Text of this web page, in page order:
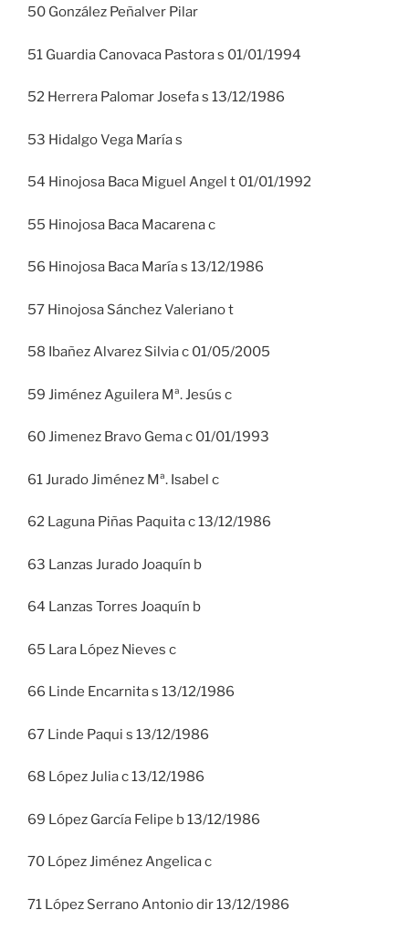
50 González Peñalver Pilar
51 Guardia Canovaca Pastora s 01/01/1994
52 Herrera Palomar Josefa s 13/12/1986
53 Hidalgo Vega María s
54 Hinojosa Baca Miguel Angel t 01/01/1992
55 Hinojosa Baca Macarena c
56 Hinojosa Baca María s 13/12/1986
57 Hinojosa Sánchez Valeriano t
58 Ibañez Alvarez Silvia c 01/05/2005
59 Jiménez Aguilera Mª. Jesús c
60 Jimenez Bravo Gema c 01/01/1993
61 Jurado Jiménez Mª. Isabel c
62 Laguna Piñas Paquita c 13/12/1986
63 Lanzas Jurado Joaquín b
64 Lanzas Torres Joaquín b
65 Lara López Nieves c
66 Linde Encarnita s 13/12/1986
67 Linde Paqui s 13/12/1986
68 López Julia c 13/12/1986
69 López García Felipe b 13/12/1986
70 López Jiménez Angelica c
71 López Serrano Antonio dir 13/12/1986